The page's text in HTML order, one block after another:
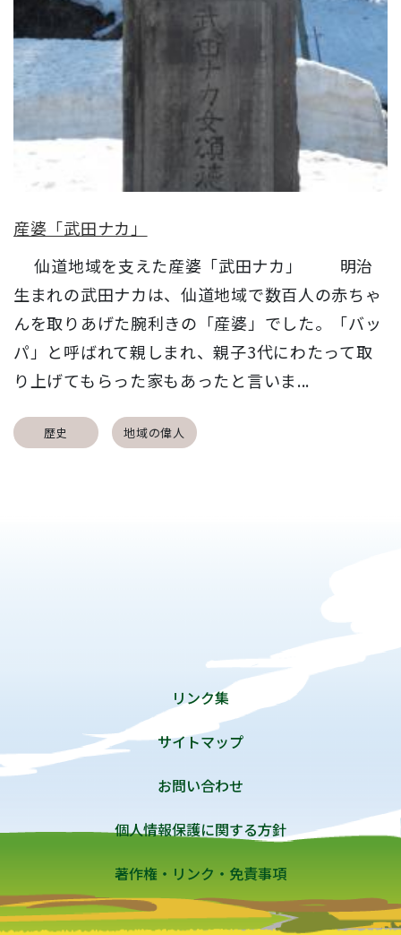
産婆「武田ナカ」
仙道地域を支えた産婆「武田ナカ」 明治
生まれの武田ナカは、仙道地域で数百人の赤ちゃ
んを取りあげた腕利きの「産婆」でした。「バッ
パ」と呼ばれて親しまれ、親子3代にわたって取
り上げてもらった家もあったと言いま...
歴史 地域の偉人
リンク集
サイトマップ
お問い合わせ
個人情報保護に関する方針
著作権・リンク・免責事項